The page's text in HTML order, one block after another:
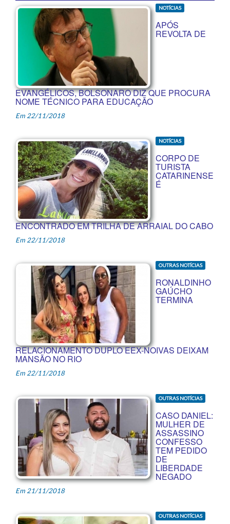
NOTÍCIAS
APÓS
REVOLTA DE
EVANGÉLICOS, BOLSONARO DIZ QUE PROCURA
NOME TÉCNICO PARA EDUCAÇÃO
Em 22/11/2018
NOTÍCIAS
CORPO DE
TURISTA
CATARINENSE
É
ENCONTRADO EM TRILHA DE ARRAIAL DO CABO
Em 22/11/2018
OUTRAS NOTÍCIAS
RONALDINHO
GAÚCHO
TERMINA
RELACIONAMENTO DUPLO EEX-NOIVAS DEIXAM
MANSÃO NO RIO
Em 22/11/2018
OUTRAS NOTÍCIAS
CASO DANIEL:
MULHER DE
ASSASSINO
CONFESSO
TEM PEDIDO
DE
LIBERDADE
NEGADO
Em 21/11/2018
OUTRAS NOTÍCIAS